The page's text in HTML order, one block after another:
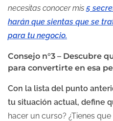
necesitas conocer mis 5
harán que sientas que se
para tu negocio.
Consejo n°3 – Descubre
para convertirte en esa
Con la lista del punto
tu situación actual, define
hacer un curso? ¿Tienes